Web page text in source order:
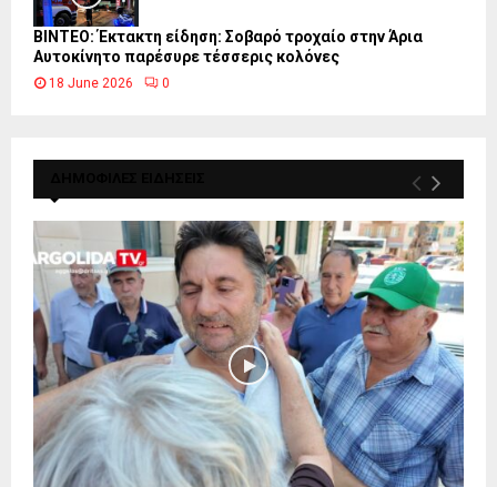
ΒΙΝΤΕΟ: Έκτακτη είδηση: Σοβαρό τροχαίο στην Άρια
Αυτοκίνητο παρέσυρε τέσσερις κολόνες
18 June 2026 0